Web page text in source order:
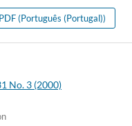
PDF (Português (Portugal))
No. 3 (2000)